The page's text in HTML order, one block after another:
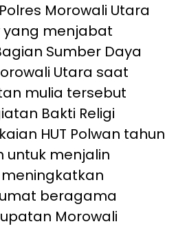
Morowali Utara
yang menjabat
Sumber Daya
Utara saat
mulia tersebut
Bakti Religi
HUT Polwan tahun
untuk menjalin
beragama
Morowali